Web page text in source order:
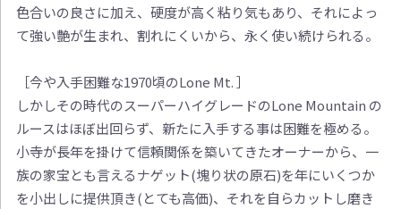
色合いの良さに加え、硬度が高く粘り気もあり、それによっ
て強い艶が生まれ、割れにくいから、永く使い続けられる。
［今や入手困難な1970頃のLone Mt. ］
しかしその時代のスーパーハイグレードのLone Mountain の
ルースはほぼ出回らず、新たに入手する事は困難を極める。
小寺が長年を掛けて信頼関係を築いてきたオーナーから、一
族の家宝とも言えるナゲット(塊り状の原石)を年にいくつか
を小出しに提供頂き(とても高価)、それを自らカットし磨き